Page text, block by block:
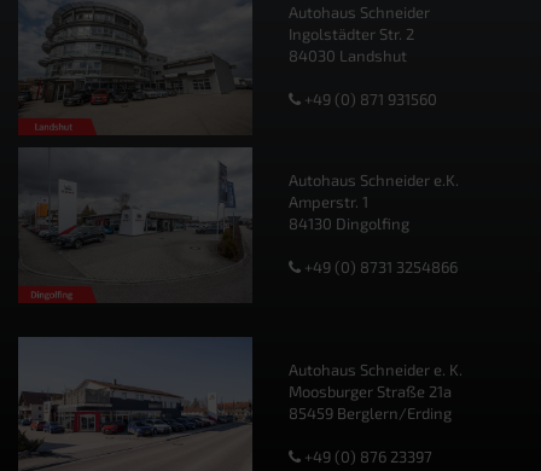
Autohaus Schneider
Ingolstädter Str. 2
84030 Landshut
+49 (0) 871 931560
Autohaus Schneider e.K.
Amperstr. 1
84130 Dingolfing
+49 (0) 8731 3254866
Autohaus Schneider e. K.
Moosburger Straße 21a
85459 Berglern/Erding
+49 (0) 876 23397